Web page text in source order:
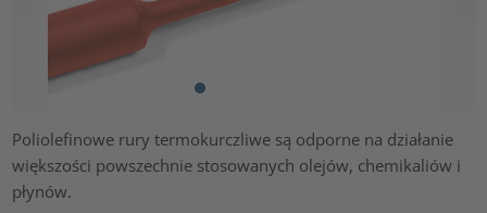
Poliolefinowe rury termokurczliwe są odporne na działanie
większości powszechnie stosowanych olejów, chemikaliów i
płynów.